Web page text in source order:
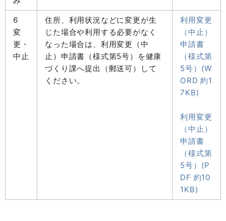
6
変
更・
中止
住所、利用状況などに変更が生
じた場合や利用する必要がなく
なった場合は、利用変更（中
止）申請書（様式第5号）を健康
づくり課へ提出（郵送可）して
ください。
利用変更
（中止）
申請書
（様式第
5号）(W
ORD 約1
7KB)
利用変更
（中止）
申請書
（様式第
5号）(P
DF 約10
1KB)